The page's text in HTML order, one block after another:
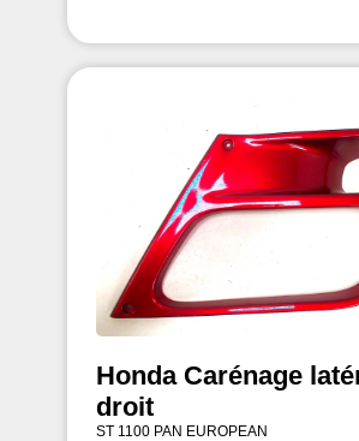
Honda Carénage
droit
ST 1100 PAN EUROPEAN